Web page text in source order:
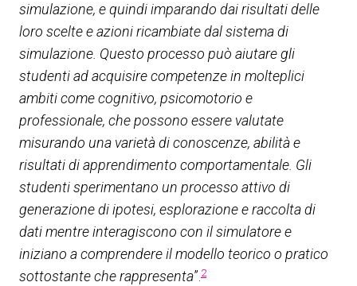
simulazione, e quindi imparando dai risultati delle
loro scelte e azioni ricambiatedal sistema di
simulazione. Questo processo può aiutare gli
studenti ad acquisire competenze in molteplici
ambiti come cognitivo, psicomotorio e
professionale, che possono essere valutate
misurando una varietà di conoscenze, abilità e
risultati di apprendimento comportamentale. Gli
studenti sperimentano un processo attivo di
generazione di ipotesi, esplorazione e raccolta di
dati mentre interagiscono con il simulatore e
iniziano a comprendere il modello teorico o pratico
sottostante che rappresenta”.2